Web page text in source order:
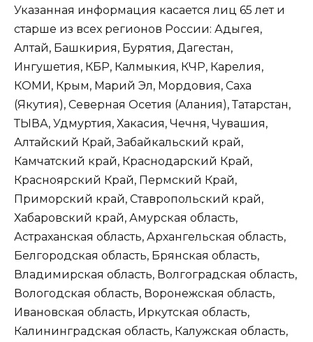
Указанная информация касается лиц 65 лет и
старше из всех регионов России: Адыгея,
Алтай, Башкирия, Бурятия, Дагестан,
Ингушетия, КБР, Калмыкия, КЧР, Карелия,
КОМИ, Крым, Марий Эл, Мордовия, Саха
(Якутия), Северная Осетия (Алания), Татарстан,
ТЫВА, Удмуртия, Хакасия, Чечня, Чувашия,
Алтайский Край, Забайкальский край,
Камчатский край, Краснодарский Край,
Красноярский Край, Пермский Край,
Приморский край, Ставропольский край,
Хабаровский край, Амурская область,
Астраханская область, Архангельская область,
Белгородская область, Брянская область,
Владимирская область, Волгоградская область,
Вологодская область, Воронежская область,
Ивановская область, Иркутская область,
Калининградская область, Калужская область,